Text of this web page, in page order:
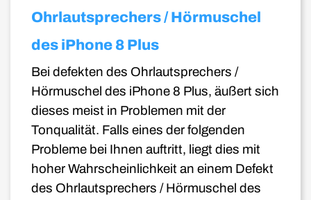
Ohrlautsprechers / Hörmuschel
des iPhone 8 Plus
Bei defekten des Ohrlautsprechers /
Hörmuschel des iPhone 8 Plus, äußert sich
dieses meist in Problemen mit der
Tonqualität. Falls eines der folgenden
Probleme bei Ihnen auftritt, liegt dies mit
hoher Wahrscheinlichkeit an einem Defekt
des Ohrlautsprechers / Hörmuschel des